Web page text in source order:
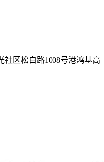
社区松白路1008号港鸿基高